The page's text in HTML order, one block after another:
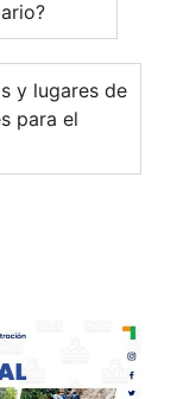
y lugares de
para el